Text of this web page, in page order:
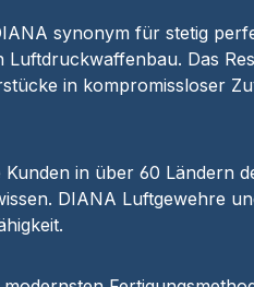
synonym für stetig
Das
in kompromissloser
in über 60 Ländern
DIANA Luftgewehre